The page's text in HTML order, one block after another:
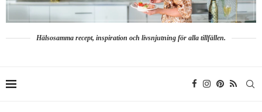
Hälsosamma recept, inspiration och livsnjutning för alla tillfällen.